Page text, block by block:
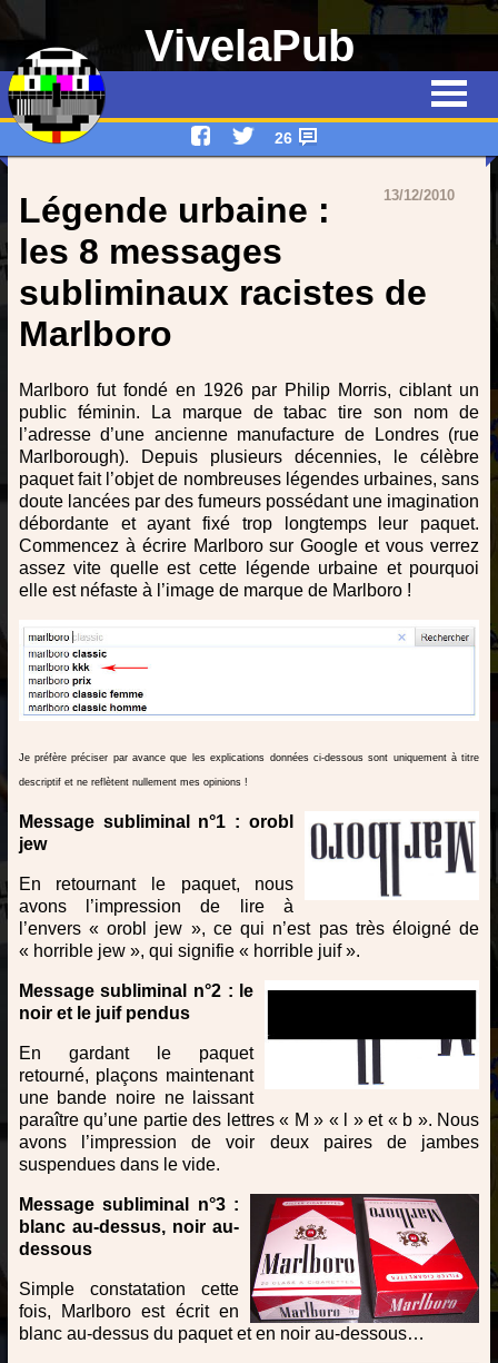
VivelaPub
Quiz
Emissions
Qui suis-je ?
Interviews
Contact
26
13/12/2010
Légende urbaine :
les 8 messages
subliminaux racistes de
Marlboro
Marlboro fut fondé en 1926 par Philip Morris, ciblant un
public féminin. La marque de tabac tire son nom de
l’adresse d’une ancienne manufacture de Londres (rue
Marlborough). Depuis plusieurs décennies, le célèbre
paquet fait l’objet de nombreuses légendes urbaines, sans
doute lancées par des fumeurs possédant une imagination
débordante et ayant fixé trop longtemps leur paquet.
Commencez à écrire Marlboro sur Google et vous verrez
assez vite quelle est cette légende urbaine et pourquoi
elle est néfaste à l’image de marque de Marlboro !
Je préfère préciser par avance que les explications données ci-dessous sont uniquement à titre
descriptif et ne reflètent nullement mes opinions !
Message subliminal n°1 : orobl
jew
En retournant le paquet, nous
avons l’impression de lire à
l’envers « orobl jew », ce qui n’est pas très éloigné de
« horrible jew », qui signifie « horrible juif ».
Message subliminal n°2 : le
noir et le juif pendus
En gardant le paquet
retourné, plaçons maintenant
une bande noire ne laissant
paraître qu’une partie des lettres « M » « l » et « b ». Nous
avons l’impression de voir deux paires de jambes
suspendues dans le vide.
Message subliminal n°3 :
blanc au-dessus, noir au-
dessous
Simple constatation cette
fois, Marlboro est écrit en
blanc au-dessus du paquet et en noir au-dessous…